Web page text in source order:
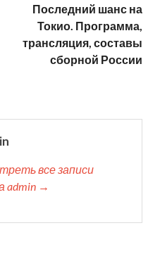
Последний шанс на
Токио. Программа,
трансляция, составы
сборной России
все записи
admin →